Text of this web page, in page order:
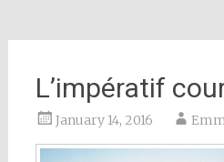
L’impératif
January 14, 2016